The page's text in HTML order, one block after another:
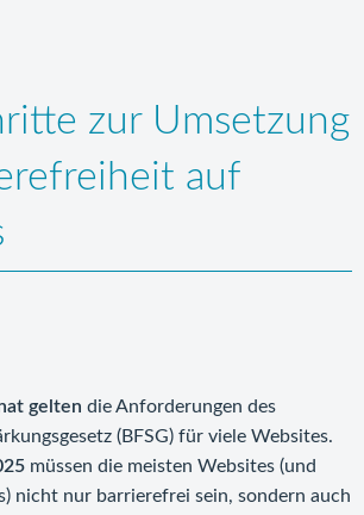
zur Umsetzung
auf
gelten die Anforderungen des
(BFSG) für viele Websites.
müssen die meisten Websites (und
nicht nur barrierefrei sein, sondern auch